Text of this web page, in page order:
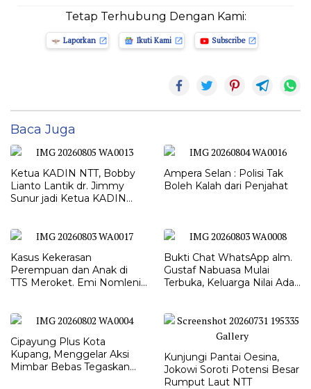
Tetap Terhubung Dengan Kami:
Laporkan Ikuti Kami Subscribe
Baca Juga
Ketua KADIN NTT, Bobby
Lianto Lantik dr. Jimmy
Sunur jadi Ketua KADIN
Ampera Selan : Polisi Tak
Boleh Kalah dari Penjahat
Kasus Kekerasan
Perempuan dan Anak di
TTS Meroket. Emi Nomleni :
Bukti Chat WhatsApp alm.
Gustaf Nabuasa Mulai
Terbuka, Keluarga Nilai Ada
Cipayung Plus Kota
Kupang, Menggelar Aksi
Mimbar Bebas Tegaskan
Kunjungi Pantai Oesina,
Jokowi Soroti Potensi Besar
Rumput Laut NTT